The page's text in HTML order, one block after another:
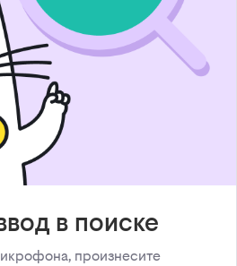
в поиске
произнесите